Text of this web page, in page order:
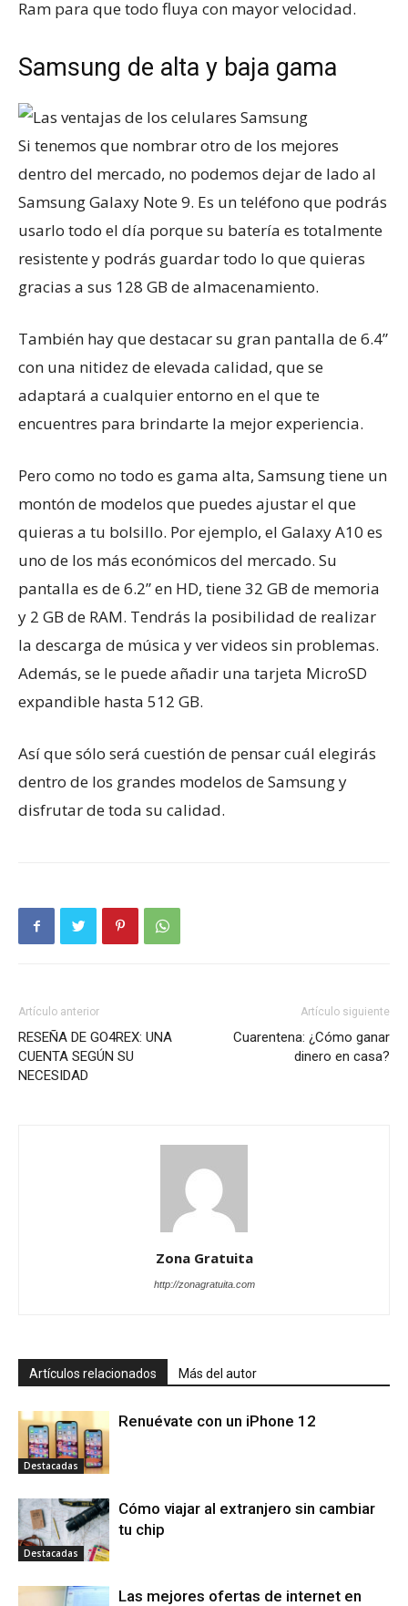
Ram para que todo fluya con mayor velocidad.
Samsung de alta y baja gama
Si tenemos que nombrar otro de los mejores
dentro del mercado, no podemos dejar de lado al
Samsung Galaxy Note 9. Es un teléfono que podrás
usarlo todo el día porque su batería es totalmente
resistente y podrás guardar todo lo que quieras
gracias a sus 128 GB de almacenamiento.
También hay que destacar su gran pantalla de 6.4”
con una nitidez de elevada calidad, que se
adaptará a cualquier entorno en el que te
encuentres para brindarte la mejor experiencia.
Pero como no todo es gama alta, Samsung tiene un
montón de modelos que puedes ajustar el que
quieras a tu bolsillo. Por ejemplo, el Galaxy A10 es
uno de los más económicos del mercado. Su
pantalla es de 6.2” en HD, tiene 32 GB de memoria
y 2 GB de RAM. Tendrás la posibilidad de realizar
la descarga de música y ver videos sin problemas.
Además, se le puede añadir una tarjeta MicroSD
expandible hasta 512 GB.
Así que sólo será cuestión de pensar cuál elegirás
dentro de los grandes modelos de Samsung y
disfrutar de toda su calidad.
Artículo anterior
RESEÑA DE GO4REX: UNA
CUENTA SEGÚN SU
NECESIDAD
Artículo siguiente
Cuarentena: ¿Cómo ganar
dinero en casa?
Zona Gratuita
http://zonagratuita.com
Artículos relacionados Más del autor
Destacadas
Renuévate con un iPhone 12
Destacadas
Cómo viajar al extranjero sin cambiar
tu chip
Las mejores ofertas de internet en